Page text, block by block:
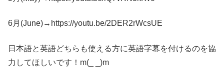
6月(June)→https://youtu.be/2DER2rWcsUE
日本語と英語どちらも使える方に英語字幕を付けるのを協
力してほしいです！m(_ _)m